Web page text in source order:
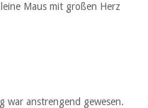
Maus mit großen Herz
war anstrengend gewesen.